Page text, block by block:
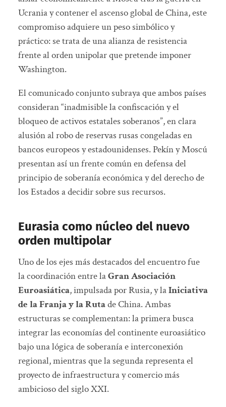
Ucrania y contener el ascenso global de China, este
compromiso adquiere un peso simbólico y
práctico: se trata de una alianza de resistencia
frente al orden unipolar que pretende imponer
Washington.
El comunicado conjunto subraya que ambos países
consideran “inadmisible la confiscación y el
bloqueo de activos estatales soberanos”, en clara
alusión al robo de reservas rusas congeladas en
bancos europeos y estadounidenses. Pekín y Moscú
presentan así un frente común en defensa del
principio de soberanía económica y del derecho de
los Estados a decidir sobre sus recursos.
Eurasia como núcleo del nuevo
orden multipolar
Uno de los ejes más destacados del encuentro fue
la coordinación entre laGran Asociación
Euroasiática, impulsada por Rusia, y laIniciativa
de la Franja y la Rutade China. Ambas
estructuras se complementan: la primera busca
integrar las economías del continente euroasiático
bajo una lógica de soberanía e interconexión
regional, mientras que la segunda representa el
proyecto de infraestructura y comercio más
ambicioso del siglo XXI.